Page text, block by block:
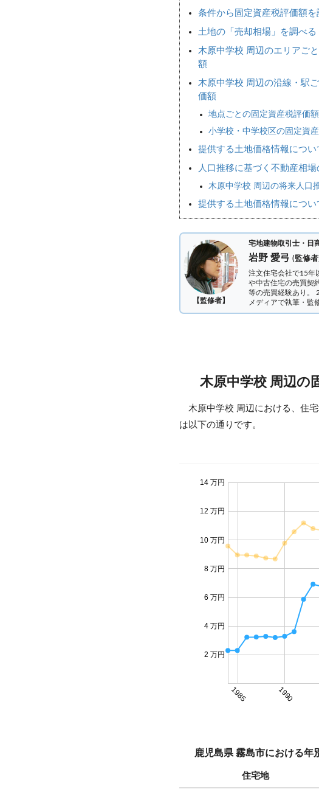
条件から固定資産税評価額を
土地の「売却相場」を調べる
木原中学校 周辺のエリアご
額
木原中学校 周辺の沿線・駅
価額
地点ごとの固定資産税評価
小学校・中学校区の固定資
提供する土地価格情報につい
人口推移に基づく不動産相場
木原中学校 周辺の将来人口
提供する土地価格情報につい
【監修者】
宅地建物取引士・日
岩野 愛弓(監修者
注文住宅会社で15年
や中古住宅の売買契
等の売買経験あり。
メディアで執筆・監
木原中学校 周辺の
木原中学校 周辺における、住
は以下の通りです。
1985 1990
2 万円
4 万円
6 万円
8 万円
10 万円
12 万円
14 万円
鹿児島県 霧島市における年
住宅地